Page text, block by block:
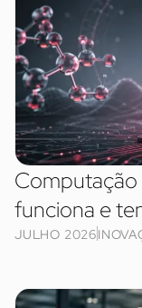
Computação
funciona e
JULHO 2026